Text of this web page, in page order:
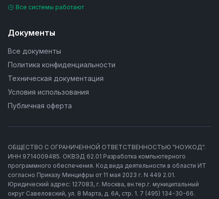
Все системы работают
Документы
Все документы
Политика конфиденциальности
Техническая документация
Условия использования
Публичная оферта
ОБЩЕСТВО С ОГРАНИЧЕННОЙ ОТВЕТСТВЕННОСТЬЮ "НОУКОД".
ИНН 9714009485. ОКВЭД 62.01 Разработка компьютерного
программного обеспечения. Код вида деятельности в области ИТ
согласно Приказу Минцифры от 11 мая 2023 г. N 449 2.01.
Юридический адрес: 127083, г. Москва, вн.тер.г. муниципальный
округ Савеловский, ул. 8 Марта, д. 6А, стр. 1. 7 (495) 134-30-66.